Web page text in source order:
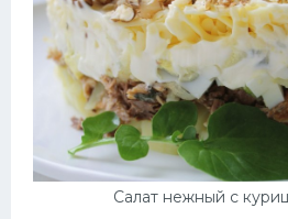
Салат нежный с